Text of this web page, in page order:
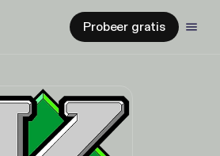
Probeer gratis